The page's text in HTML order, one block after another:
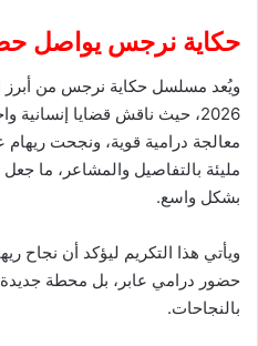
حكاية نرجس يواصل
ويُعد مسلسل حكاية نرجس من
2026، حيث ناقش قضايا
معالجة درامية قوية، ونجحت
مليئة بالتفاصيل والمشاعر، ما جعل
بشكل واسع.
ويأتي هذا التكريم ليؤكد أن نجاح
حضور درامي عابر، بل محطة
بالنجاحات.